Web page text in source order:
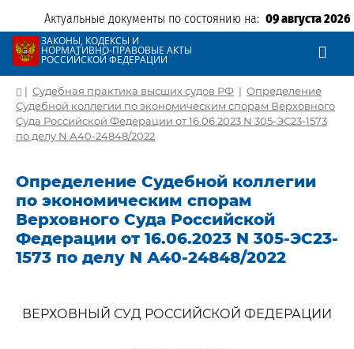
Актуальные документы по состоянию на: 09 августа 2026
ЗАКОНЫ, КОДЕКСЫ И
НОРМАТИВНО-ПРАВОВЫЕ АКТЫ
РОССИЙСКОЙ ФЕДЕРАЦИИ
| Судебная практика высших судов РФ | Определение
Судебной коллегии по экономическим спорам Верховного
Суда Российской Федерации от 16.06.2023 N 305-ЭС23-1573
по делу N А40-24848/2022
Определение Судебной коллегии
по экономическим спорам
Верховного Суда Российской
Федерации от 16.06.2023 N 305-ЭС23-
1573 по делу N А40-24848/2022
ВЕРХОВНЫЙ СУД РОССИЙСКОЙ ФЕДЕРАЦИИ